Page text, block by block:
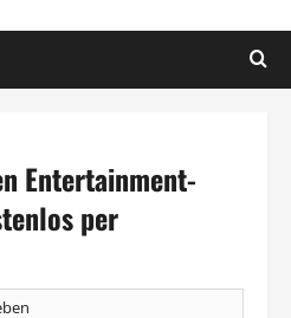
Entertainment-
per